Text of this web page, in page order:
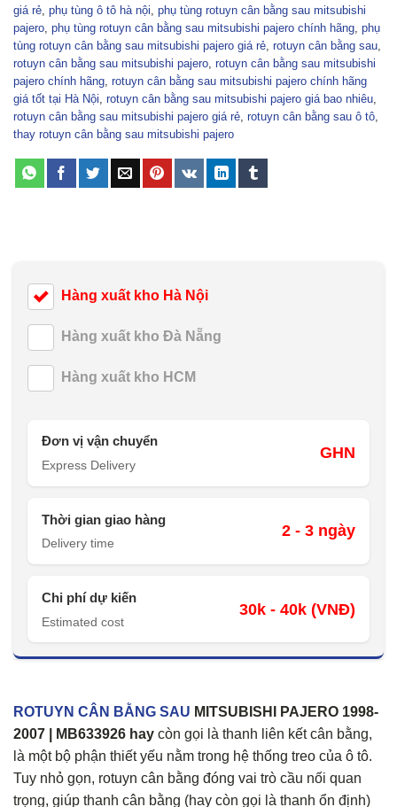
giá rẻ phụ tùng ô tô hà nội phụ tùng rotuyn cân bằng sau mitsubishi
pajero phụ tùng rotuyn cân bằng sau mitsubishi pajero chính hãng phụ
tùng rotuyn cân bằng sau mitsubishi pajero giá rẻ rotuyn cân bằng sau
rotuyn cân bằng sau mitsubishi pajero rotuyn cân bằng sau mitsubishi
pajero chính hãng rotuyn cân bằng sau mitsubishi pajero chính hãng
giá tốt tại Hà Nội rotuyn cân bằng sau mitsubishi pajero giá bao nhiêu
rotuyn cân bằng sau mitsubishi pajero giá rẻ rotuyn cân bằng sau ô tô
thay rotuyn cân bằng sau mitsubishi pajero
Hàng xuất kho Hà Nội
Hàng xuất kho Đà Nẵng
Hàng xuất kho HCM
Đơn vị vận chuyển
Express Delivery
GHN
Thời gian giao hàng
Delivery time
2 - 3 ngày
Chi phí dự kiến
Estimated cost
30k - 40k (VNĐ)
ROTUYN CÂN BẰNG SAU MITSUBISHI PAJERO 1998-
2007 | MB633926 hay còn gọi là thanh liên kết cân bằng,
là một bộ phận thiết yếu nằm trong hệ thống treo của ô tô.
Tuy nhỏ gọn, rotuyn cân bằng đóng vai trò cầu nối quan
trọng, giúp thanh cân bằng (hay còn gọi là thanh ổn định)